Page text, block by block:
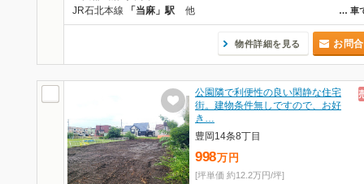
… 車
JR石北本線 「当麻」駅 他
物件詳細を見る お問
公園隣で利便性の良い閑静な住宅
街。建物条件無しですので、お好
き…
豊岡14条8丁目
998万 円
[坪単価 約12.2万円/坪]